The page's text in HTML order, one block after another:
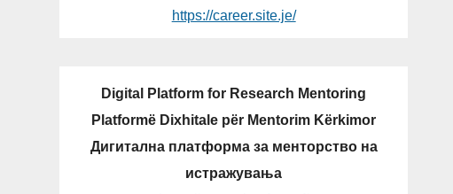
https://career.site.je/
Digital Platform for Research Mentoring
Platformë Dixhitale për Mentorim Kërkimor
Дигитална платформа за менторство на
истражувања